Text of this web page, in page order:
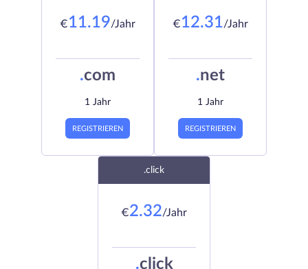
€11.19/Jahr
.com
1 Jahr
REGISTRIEREN
€12.31/Jahr
.net
1 Jahr
REGISTRIEREN
.click
€2.32/Jahr
.click